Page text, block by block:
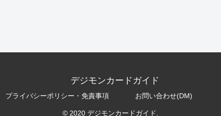
デジモンカードガイド
プライバシーポリシー・免責事項 お問い合わせ(DM)
© 2020 デジモンカードガイド.